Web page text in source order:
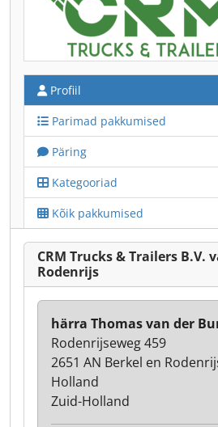
Profiil
Parimad pakkumised
Päring
Kategooriad
Kõik pakkumised
CRM Trucks & Trailers B.V.
Rodenrijs
härra Thomas van der
Rodenrijseweg 459
2651 AN Berkel en
Holland
Zuid-Holland